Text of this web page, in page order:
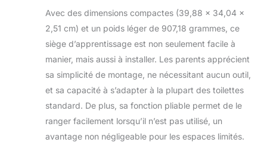
manière plus
flexible, le design
enveloppant du
dossier surélevé
vertébrale de bébé
et empêche le
basculement vers
l'arrière. Et la
poignée des sièges
de toilette Bonbay
Avec des dimensions compactes (39,88 x 34,04 x
2,51 cm) et un poids léger de 907,18 grammes, ce
siège d’apprentissage est non seulement facile à
manier, mais aussi à installer. Les parents apprécient
sa simplicité de montage, ne nécessitant aucun outil,
et sa capacité à s’adapter à la plupart des toilettes
standard. De plus, sa fonction pliable permet de le
ranger facilement lorsqu’il n’est pas utilisé, un
avantage non négligeable pour les espaces limités.